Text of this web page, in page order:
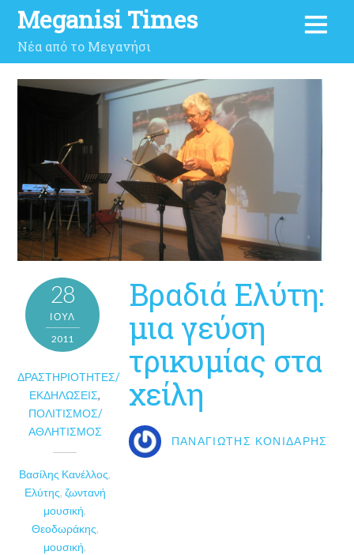
Meganisi Times
Νέα από το Μεγανήσι
28
ΙΟΎΛ
2011
ΔΡΑΣΤΗΡΙΌΤΗΤΕΣ/
ΕΚΔΗΛΏΣΕΙΣ,
ΠΟΛΙΤΙΣΜΌΣ/
ΑΘΛΗΤΙΣΜΌΣ
Βασίλης Κανέλλος,
Ελύτης, ζωντανή
μουσική,
Θεοδωράκης,
μουσική,
Βραδιά Ελύτη:
μια γεύση
τρικυμίας στα
χείλη
ΠΑΝΑΓΙΏΤΗΣ ΚΟΝΙΔΆΡΗΣ